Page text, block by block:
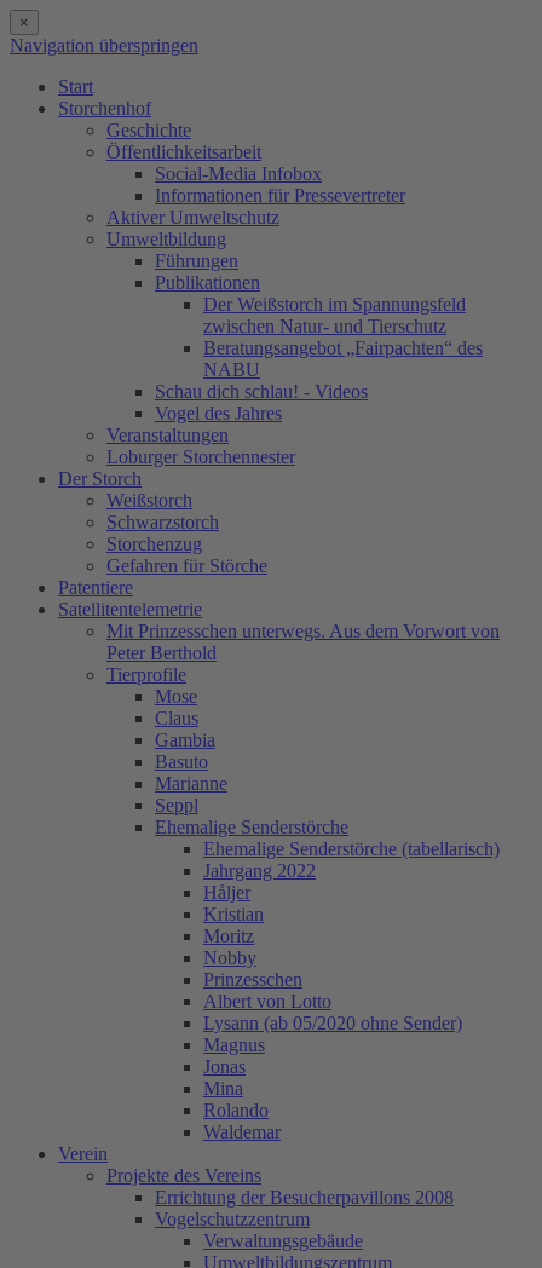
×
Navigation überspringen
Start
Storchenhof
Geschichte
Öffentlichkeitsarbeit
Social-Media Infobox
Informationen für Pressevertreter
Aktiver Umweltschutz
Umweltbildung
Führungen
Publikationen
Der Weißstorch im Spannungsfeld
zwischen Natur- und Tierschutz
Beratungsangebot „Fairpachten“ des
NABU
Schau dich schlau! - Videos
Vogel des Jahres
Veranstaltungen
Loburger Storchennester
Der Storch
Weißstorch
Schwarzstorch
Storchenzug
Gefahren für Störche
Patentiere
Satellitentelemetrie
Mit Prinzesschen unterwegs. Aus dem Vorwort von
Peter Berthold
Tierprofile
Mose
Claus
Gambia
Basuto
Marianne
Seppl
Ehemalige Senderstörche
Ehemalige Senderstörche (tabellarisch)
Jahrgang 2022
Håljer
Kristian
Moritz
Nobby
Prinzesschen
Albert von Lotto
Lysann (ab 05/2020 ohne Sender)
Magnus
Jonas
Mina
Rolando
Waldemar
Verein
Projekte des Vereins
Errichtung der Besucherpavillons 2008
Vogelschutzzentrum
Verwaltungsgebäude
Umweltbildungszentrum